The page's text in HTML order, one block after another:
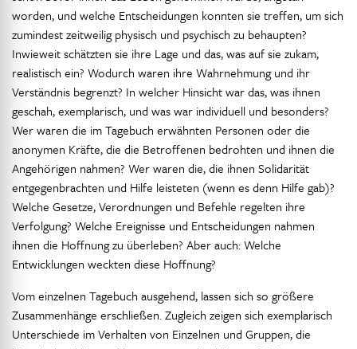
worden, und welche Entscheidungen konnten sie treffen, um sich
zumindest zeitweilig physisch und psychisch zu behaupten?
Inwieweit schätzten sie ihre Lage und das, was auf sie zukam,
realistisch ein? Wodurch waren ihre Wahrnehmung und ihr
Verständnis begrenzt? In welcher Hinsicht war das, was ihnen
geschah, exemplarisch, und was war individuell und besonders?
Wer waren die im Tagebuch erwähnten Personen oder die
anonymen Kräfte, die die Betroffenen bedrohten und ihnen die
Angehörigen nahmen? Wer waren die, die ihnen Solidarität
entgegenbrachten und Hilfe leisteten (wenn es denn Hilfe gab)?
Welche Gesetze, Verordnungen und Befehle regelten ihre
Verfolgung? Welche Ereignisse und Entscheidungen nahmen
ihnen die Hoffnung zu überleben? Aber auch: Welche
Entwicklungen weckten diese Hoffnung?
Vom einzelnen Tagebuch ausgehend, lassen sich so größere
Zusammenhänge erschließen. Zugleich zeigen sich exemplarisch
Unterschiede im Verhalten von Einzelnen und Gruppen, die